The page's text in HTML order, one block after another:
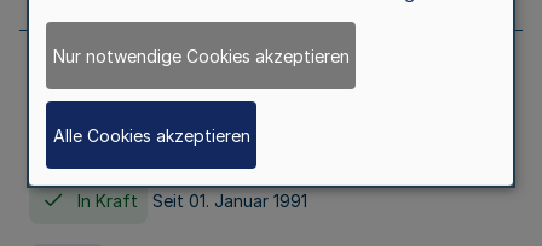
Erstes Gesetz zur Ausführung des
Kinder- und Jugendhilfegesetzes - AG -
KJHG -
In Kraft Seit 01. Januar 1991
Nur notwendige Cookies akzeptieren
Alle Cookies akzeptieren